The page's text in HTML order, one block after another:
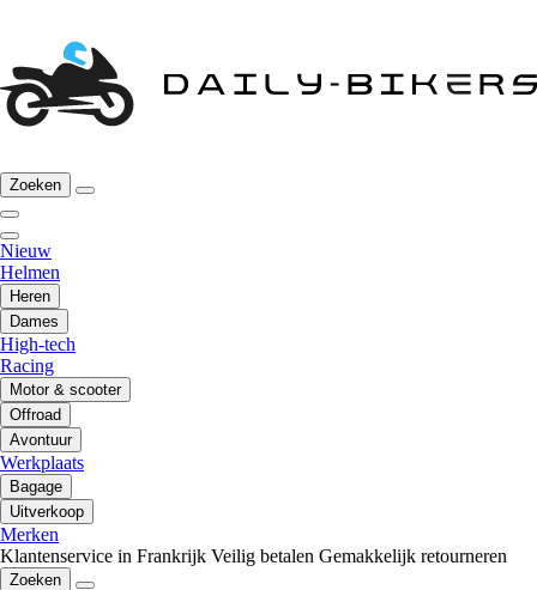
Zoeken
Nieuw
Helmen
Heren
Dames
High-tech
Racing
Motor & scooter
Offroad
Avontuur
Werkplaats
Bagage
Uitverkoop
Merken
Klantenservice in Frankrijk Veilig betalen Gemakkelijk retourneren
Zoeken